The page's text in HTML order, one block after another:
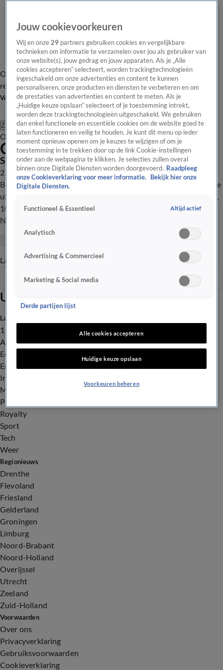
Overzicht Laatste nieuws Regionieuws Het beste van Hart
Tip de
redactie
Volg Hart van Nederland
Zoeken
OverzichtRegioUitzendingenWeerTip de redactiePanelVideo's
Ochtend Editie
Seizoen 2026, aflevering 2154
21 mei, 10:00
Bekijk aflevering 2154 van Hart van Nederland - Ochtend Editie
uit seizoen 2026 hier. Deze aflevering is uitgezonden op 21 mei,
10:00 uur bij SBS6. Hart van Nederland - Ochtend Editie is een
Nieuws programma
Late EditieOchtend EditieVroege Editie
Uitzendingen
Seizoen 2026
Laatste nieuws
112
Advies & Tips
Economie
Entertainment
Infrastructuur
Milieu en Gezondheid
Politiek
Royalty
Sport
Tech
Weer
Regionieuws
Drenthe
Flevoland
Friesland
Gelderland
Groningen
Limburg
Noord-Brabant
Noord-Holland
Overijssel
Utrecht
Zeeland
Zuid-Holland
Voorwaarden
Over ons
Privacyverklaring
Gebruiksvoorwaarden
Cookieverklaring
Jouw cookievoorkeuren
Wij en onze29 partners gebruiken cookies en vergelijkbare
technieken om informatie te verzamelen over jou als gebruiker van
onze website(s), jouw gedrag en jouw apparaten. Als je „Alle
cookies accepteren” selecteert, worden trackingtechnologieën
ingeschakeld om onze advertenties en content te kunnen
personaliseren, onze producten en diensten te verbeteren en om
de prestaties van advertenties en content te meten. Als je
„Huidige keuze opslaan” selecteert of je toestemming intrekt,
worden deze trackingtechnologieën uitgeschakeld. We gebruiken
dan enkel functionele en essentiële cookies om de website goed te
laten functioneren en veilig te houden. Je kunt dit menu op ieder
moment opnieuw openen om je keuzes te wijzigen of om je
toestemming in te trekken door op de link Cookie-instellingen
onder aan de webpagina te klikken. Je selecties zullen overal
binnen onze Digitale Diensten worden doorgevoerd. Raadpleeg
onze Cookieverklaring voor meer informatie.
Bekijk hier onze
Digitale Diensten.
Functioneel & Essentieel Altijd actief
Analytisch
Advertising & Commercieel
Marketing & Social media
Derde partijen lijst
Alle cookies accepteren
Huidige keuze opslaan
Voorkeuren beheren